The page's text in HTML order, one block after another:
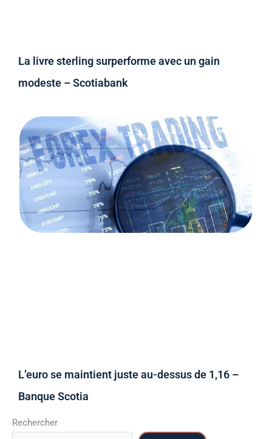
La livre sterling surperforme avec un gain
modeste – Scotiabank
L’euro se maintient juste au-dessus de 1,16 –
Banque Scotia
Rechercher